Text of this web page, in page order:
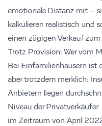
emotionale Distanz mit –
kalkulieren realistisch und
einen zügigen Verkauf zum
Trotz Provision: Wer vom
Bei Einfamilienhäusern ist
aber trotzdem merklich:
Anbietern liegen
Niveau der
im Zeitraum von April